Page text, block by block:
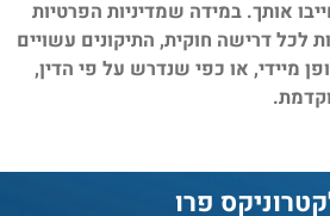
אותך. במידה שמדיניות הפרטיות
לכל דרישה חוקית, התיקונים עשויים
מיידי, או כפי שנדרש על פי הדין,
פרו